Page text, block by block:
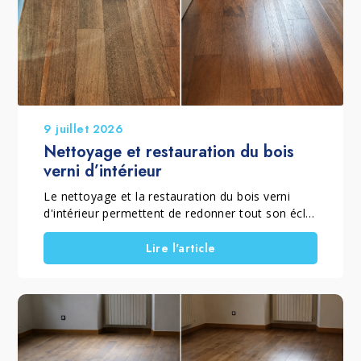
9 juillet 2026
Nettoyage et restauration du bois
verni d’intérieur
Le nettoyage et la restauration du bois verni
d'intérieur permettent de redonner tout son éclat
à un parquet verni mat ou brillant qui a perdu sa
brillance, son homogénéité et sa couleur à cause
de l'usure quotidienne. Lorsque le vernis est
ponçage complet, il est possible de rénover un
parquet sans poncer grâce à un traitement
spécifique qui élimine le grisaillement superficiel,
ravive le bois et restaure la protection de la
Lire l'article